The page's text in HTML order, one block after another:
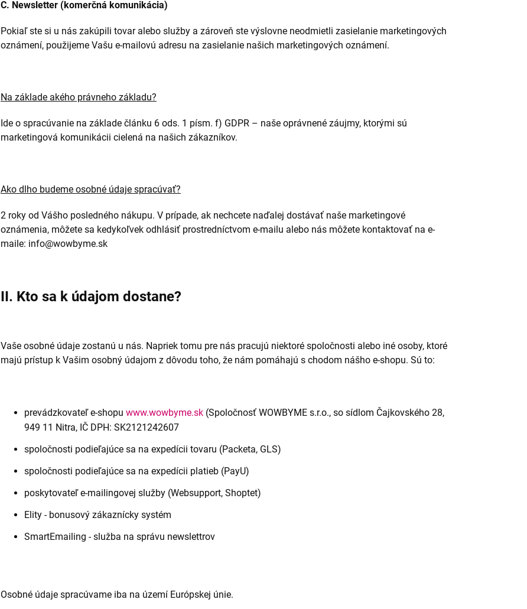
C. Newsletter (komerčná komunikácia)
Pokiaľ ste si u nás zakúpili tovar alebo služby a zároveň ste výslovne neodmietli zasielanie marketingových
oznámení, použijeme Vašu e-mailovú adresu na zasielanie našich marketingových oznámení.
Na základe akého právneho základu?
Ide o spracúvanie na základe článku 6 ods. 1 písm. f) GDPR – naše oprávnené záujmy, ktorými sú
marketingová komunikácii cielená na našich zákazníkov.
Ako dlho budeme osobné údaje spracúvať?
2 roky od Vášho posledného nákupu. V prípade, ak nechcete naďalej dostávať naše marketingové
oznámenia, môžete sa kedykoľvek odhlásiť prostredníctvom e-mailu alebo nás môžete kontaktovať na e-
maile: info@wowbyme.sk
II. Kto sa k údajom dostane?
Vaše osobné údaje zostanú u nás. Napriek tomu pre nás pracujú niektoré spoločnosti alebo iné osoby, ktoré
majú prístup k Vašim osobný údajom z dôvodu toho, že nám pomáhajú s chodom nášho e-shopu. Sú to:
prevádzkovateľ e-shopu www.wowbyme.sk (Spoločnosť WOWBYME s.r.o., so sídlom Čajkovského 28,
949 11 Nitra, IČ DPH: SK2121242607
spoločnosti podieľajúce sa na expedícii tovaru (Packeta, GLS)
spoločnosti podieľajúce sa na expedícii platieb (PayU)
poskytovateľ e-mailingovej služby (Websupport, Shoptet)
Elity - bonusový zákaznícky systém
SmartEmailing - služba na správu newslettrov
Osobné údaje spracúvame iba na území Európskej únie.